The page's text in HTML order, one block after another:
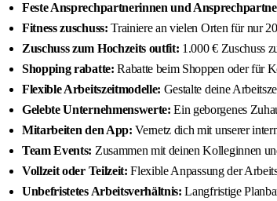
Feste Ansprechpartnerinnen und
Fitness zuschuss: Trainiere an vielen Orten für nur
Zuschuss zum Hochzeits outfit: 1.000 € Zuschuss
Shopping rabatte: Rabatte beim Shoppen oder für
Flexible Arbeitszeitmodelle: Gestalte deine
Gelebte Unternehmenswerte: Ein geborgenes
Mitarbeiten den App: Vernetz dich mit unserer
Team Events: Zusammen mit deinen Kolleginnen
Vollzeit oder Teilzeit: Flexible Anpassung der
Unbefristetes Arbeitsverhältnis: Langfristige